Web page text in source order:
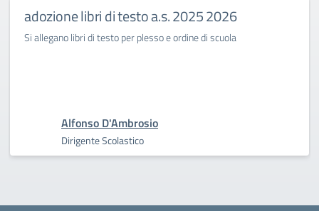
adozione libri di testo a.s. 2025 2026
Si allegano libri di testo per plesso e ordine di scuola
Alfonso D'Ambrosio
Dirigente Scolastico